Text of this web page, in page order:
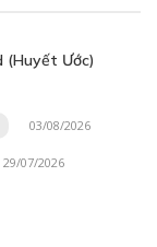
(Huyết Ước)
03/08/2026
29/07/2026